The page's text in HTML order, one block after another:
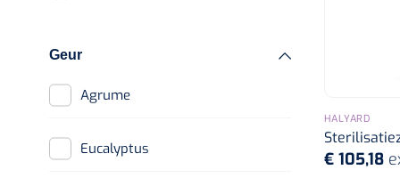
Overschoenen
Geur
Agrume
Eucalyptus
HALYARD
€ 105,18